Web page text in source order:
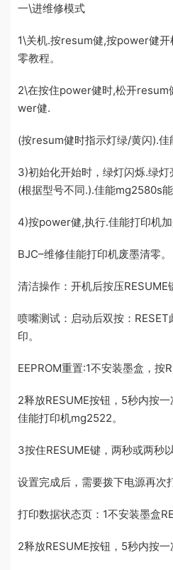
一\进维修模式
1\关机.按resum健,按power健
零教程。
2\在按住power健时,松开resum
wer健.
(按resum健时指示灯绿/黄闪).佳
3)初始化开始时，绿灯闪烁.绿
(根据型号不同.).佳能mg2580s能
4)按power健,执行.佳能打印机加
BJC–维修佳能打印机废墨清零。
清洁操作：开机后按压RESUME
喷嘴测试：启动后双按：
印。
EEPROM重置:1不安装墨盒，按
2释放RESUME按钮，5秒内按一
佳能打印机mg2522。
3按住RESUME键，两秒或两秒
设置完成后，需要拨下电源再次
打印数据状态页：1不安装墨盒
2释放RESUME按钮，5秒内按一